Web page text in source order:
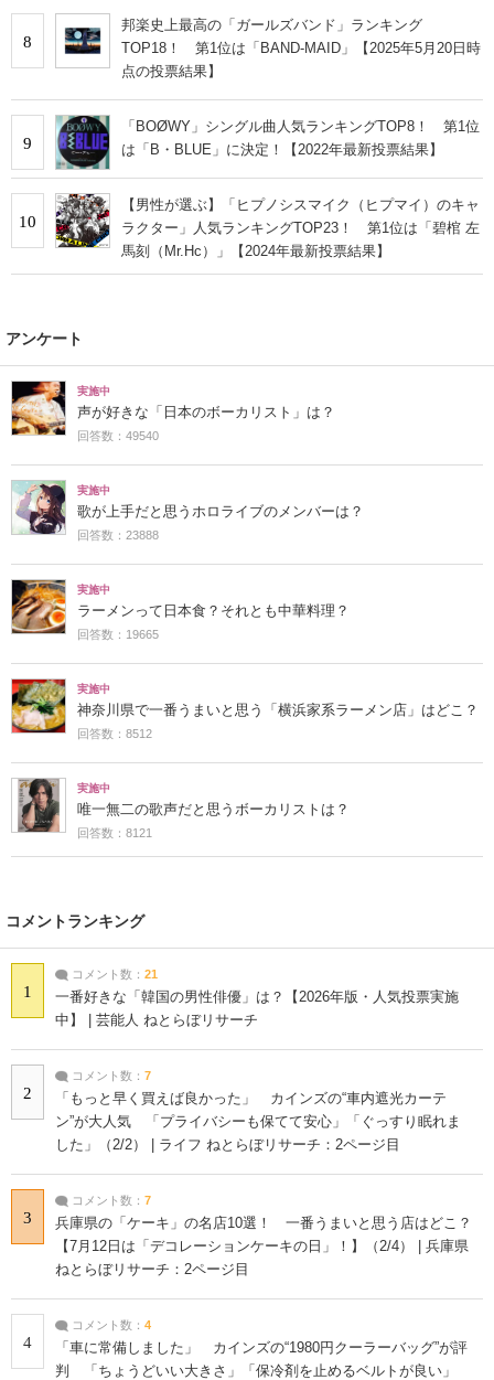
8
邦楽史上最高の「ガールズバンド」ランキング
TOP18！ 第1位は「BAND-MAID」【2025年5月20日時
点の投票結果】
9
「BOØWY」シングル曲人気ランキングTOP8！ 第1位
は「B・BLUE」に決定！【2022年最新投票結果】
10
【男性が選ぶ】「ヒプノシスマイク（ヒプマイ）のキャ
ラクター」人気ランキングTOP23！ 第1位は「碧棺 左
馬刻（Mr.Hc）」【2024年最新投票結果】
アンケート
実施中
声が好きな「日本のボーカリスト」は？
回答数：49540
実施中
歌が上手だと思うホロライブのメンバーは？
回答数：23888
実施中
ラーメンって日本食？それとも中華料理？
回答数：19665
実施中
神奈川県で一番うまいと思う「横浜家系ラーメン店」はどこ？
回答数：8512
実施中
唯一無二の歌声だと思うボーカリストは？
回答数：8121
コメントランキング
1
コメント数： 21
一番好きな「韓国の男性俳優」は？【2026年版・人気投票実施
中】 | 芸能人 ねとらぼリサーチ
2
コメント数： 7
「もっと早く買えば良かった」 カインズの“車内遮光カーテ
ン”が大人気 「プライバシーも保てて安心」「ぐっすり眠れま
した」（2/2） | ライフ ねとらぼリサーチ：2ページ目
3
コメント数： 7
兵庫県の「ケーキ」の名店10選！ 一番うまいと思う店はどこ？
【7月12日は「デコレーションケーキの日」！】（2/4） | 兵庫県
ねとらぼリサーチ：2ページ目
4
コメント数： 4
「車に常備しました」 カインズの“1980円クーラーバッグ”が評
判 「ちょうどいい大きさ」「保冷剤を止めるベルトが良い」